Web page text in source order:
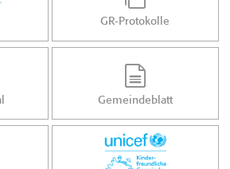
GR-Protokolle
Gemeindeblatt